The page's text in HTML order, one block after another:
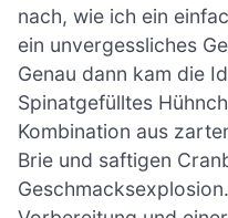
nach, wie ich ein
ein unvergessliches
Genau dann kam die
Spinatgefülltes
Kombination aus
Brie und saftigen